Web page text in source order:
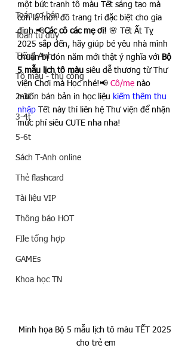
Toán cơ bản
Toán tư duy
Tiếng Anh
Tô màu - thủ công
2-3t
3-4t
5-6t
Sách T-Anh online
Thẻ flashcard
Tài liệu VIP
Thông báo HOT
FIle tổng hợp
GAMEs
Khoa học TN
một bức tranh tô màu Tết sáng tạo mà
còn là món đồ trang trí đặc biệt cho gia
đình.📢Các cô các mẹ ơi! 🌸 Tết Ất Tỵ
2025 sắp đến, hãy giúp bé yêu nhà mình
chuẩn bị đón năm mới thật ý nghĩa với Bộ
5 mẫu lịch tô màu siêu dễ thương từ Thư
viện Chơi mà Học nhé!📢 Cô/mẹ nào
muốn bán bản in học liệu kiếm thêm thu
nhập Tết này thì liên hệ Thư viện để nhận
mức phí siêu CUTE nha nha!
Minh họa Bộ 5 mẫu lịch tô màu TẾT 2025
cho trẻ em